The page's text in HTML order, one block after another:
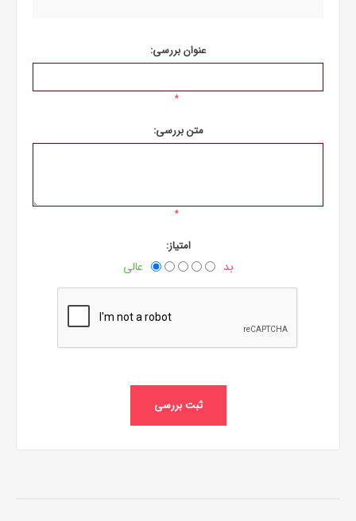
عنوان بررسی:
*
متن بررسی:
*
امتیاز:
بد عالی
ثبت بررسی